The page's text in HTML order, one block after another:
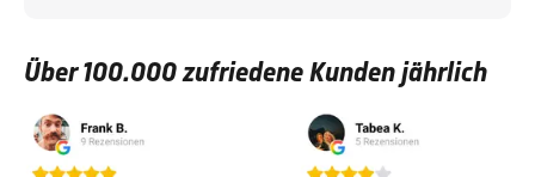
Über 100.000 zufriedene Kunden jährlich